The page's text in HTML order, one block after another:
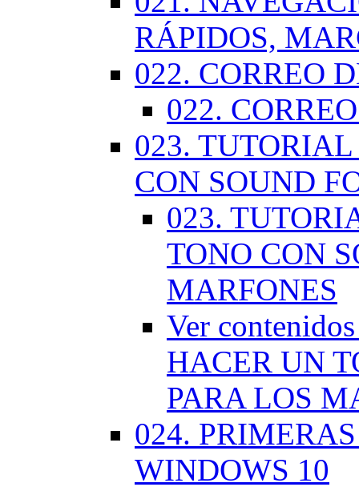
RÁPIDOS,
022. CORREO
022.
023.
CON SOUND
023.
TONO CON
MARFONES
Ver
HACER UN
PARA LOS
024.
WINDOWS 10